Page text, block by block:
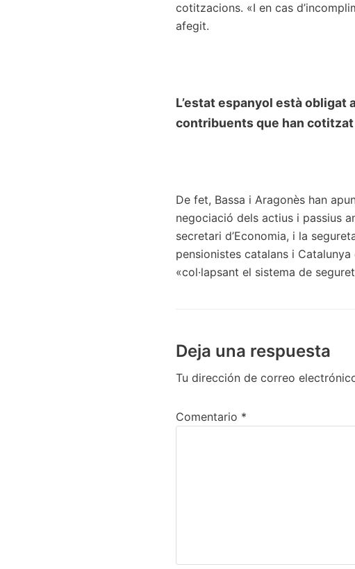
cotitzacions. «I en cas
afegit.
L’estat espanyol està obligat
contribuents que han
De fet, Bassa i Aragonès han
negociació dels actius i passius
secretari d’Economia, i la
pensionistes catalans i
«col·lapsant el sistema de
Deja una respuesta
Tu dirección de correo
Comentario *